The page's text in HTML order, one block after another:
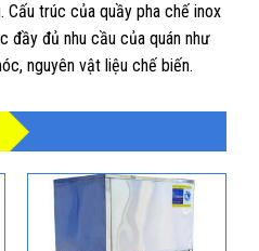
Cấu trúc của quầy pha chế inox
đầy đủ nhu cầu của quán như
nguyên vật liệu chế biến.